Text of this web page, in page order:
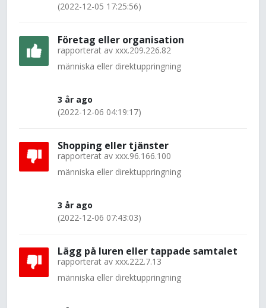
(2022-12-05 17:25:56)
Företag eller organisation
rapporterat av xxx.209.226.82
människa eller direktuppringning
3 år ago
(2022-12-06 04:19:17)
Shopping eller tjänster
rapporterat av xxx.96.166.100
människa eller direktuppringning
3 år ago
(2022-12-06 07:43:03)
Lägg på luren eller tappade samtalet
rapporterat av xxx.222.7.13
människa eller direktuppringning